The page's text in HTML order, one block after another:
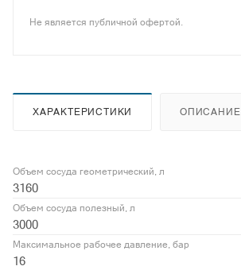
Не является публичной офертой.
ХАРАКТЕРИСТИКИ ОПИСАНИЕ
Объем сосуда геометрический, л
3160
Объем сосуда полезный, л
3000
Максимальное рабочее давление, бар
16